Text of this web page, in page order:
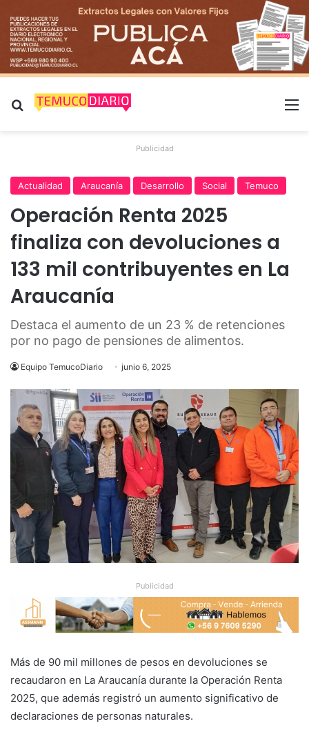
Buscar por
Publicidad
Actualidad Araucanía Desarrollo Social Temuco
Operación Renta 2025
finaliza con devoluciones a
133 mil contribuyentes en La
Araucanía
Destaca el aumento de un 23 % de retenciones
por no pago de pensiones de alimentos.
Equipo TemucoDiario junio 6, 2025
Publicidad
Más de 90 mil millones de pesos en devoluciones se
recaudaron en La Araucanía durante la Operación Renta
2025, que además registró un aumento significativo de
declaraciones de personas naturales.